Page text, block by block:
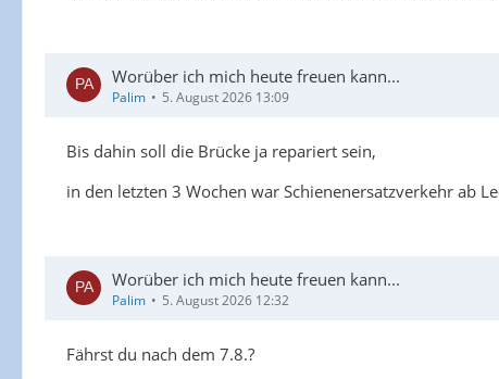
Worüber ich mich heute freuen kann...
Palim 5. August 2026 13:09
Bis dahin soll die Brücke ja repariert sein,
in den letzten 3 Wochen war Schienenersatzverkehr ab
Worüber ich mich heute freuen kann...
Palim 5. August 2026 12:32
Fährst du nach dem 7.8.?